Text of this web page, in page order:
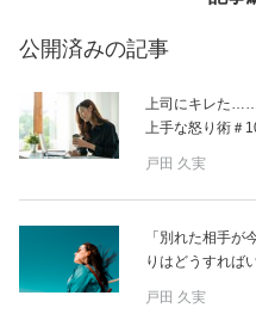
妊娠/出産/家族
ココロ/カラダ
グルメ
トラベル
公開済みの記事
上司にキレた……
上手な怒り術＃
戸田 久実
「別れた相手が
りはどうすれば
戸田 久実